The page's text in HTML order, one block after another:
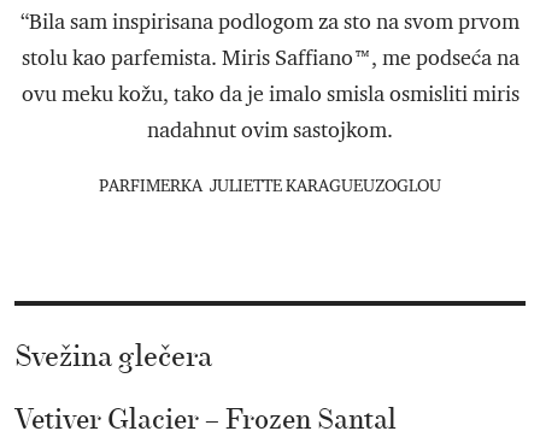
“Bila sam inspirisana podlogom za sto na svom prvom
stolu kao parfemista. Miris Saffiano™, me podseća na
ovu meku kožu, tako da je imalo smisla osmisliti miris
nadahnut ovim sastojkom.
PARFIMERKA JULIETTE KARAGUEUZOGLOU
Svežina glečera
Vetiver Glacier – Frozen Santal